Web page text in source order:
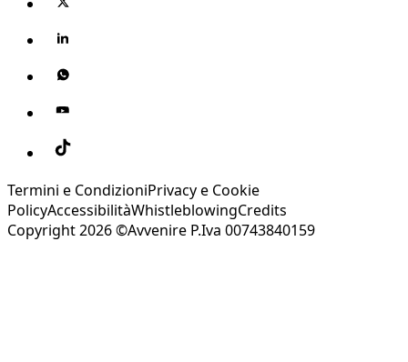
Termini e CondizioniPrivacy e Cookie
PolicyAccessibilitàWhistleblowingCredits
Copyright 2026 ©Avvenire P.Iva 00743840159